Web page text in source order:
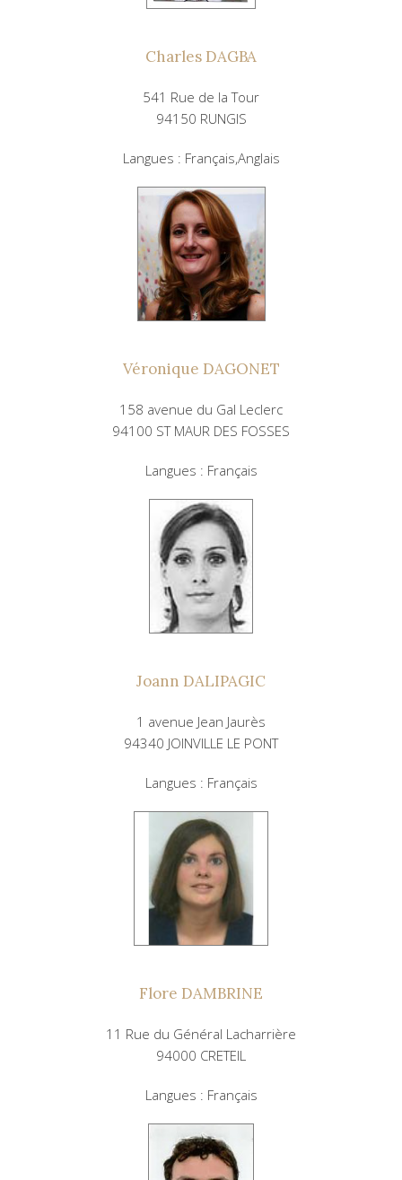
Charles DAGBA
541 Rue de la Tour
94150 RUNGIS
Langues : Français,Anglais
Véronique DAGONET
158 avenue du Gal Leclerc
94100 ST MAUR DES FOSSES
Langues : Français
Joann DALIPAGIC
1 avenue Jean Jaurès
94340 JOINVILLE LE PONT
Langues : Français
Flore DAMBRINE
11 Rue du Général Lacharrière
94000 CRETEIL
Langues : Français